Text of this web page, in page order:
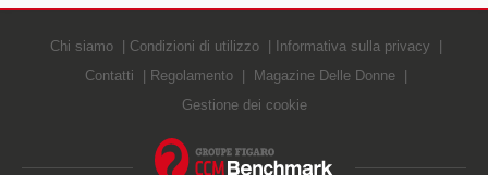
Chi siamo Condizioni di utilizzo
Informativa sulla privacy
Contatti
Regolamento
Magazine Delle Donne
Gestione dei cookie